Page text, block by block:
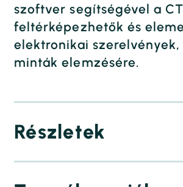
szoftver segítségével a
feltérképezhetők és
elektronikai
minták elemzésére.
Részletek